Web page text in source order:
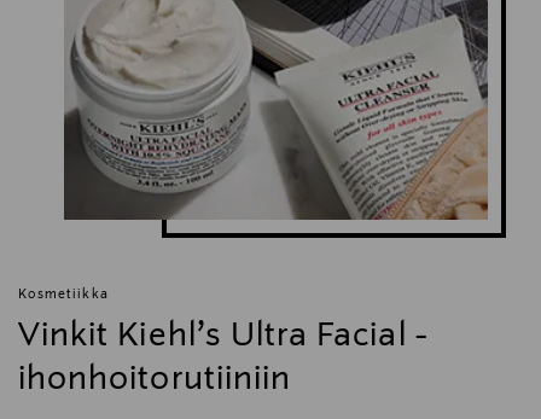
Kosmetiikka
Vinkit Kiehl’s Ultra Facial -
ihonhoitorutiiniin